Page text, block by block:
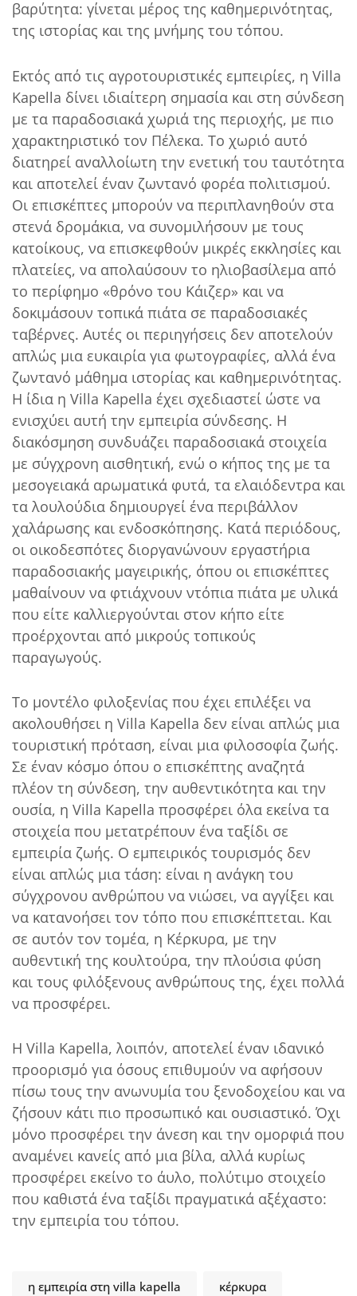
βαρύτητα: γίνεται μέρος της καθημερινότητας,
της ιστορίας και της μνήμης του τόπου.
Εκτός από τις αγροτουριστικές εμπειρίες, η Villa
Kapella δίνει ιδιαίτερη σημασία και στη σύνδεση
με τα παραδοσιακά χωριά της περιοχής, με πιο
χαρακτηριστικό τον Πέλεκα. Το χωριό αυτό
διατηρεί αναλλοίωτη την ενετική του ταυτότητα
και αποτελεί έναν ζωντανό φορέα πολιτισμού.
Οι επισκέπτες μπορούν να περιπλανηθούν στα
στενά δρομάκια, να συνομιλήσουν με τους
κατοίκους, να επισκεφθούν μικρές εκκλησίες και
πλατείες, να απολαύσουν το ηλιοβασίλεμα από
το περίφημο «θρόνο του Κάιζερ» και να
δοκιμάσουν τοπικά πιάτα σε παραδοσιακές
ταβέρνες. Αυτές οι περιηγήσεις δεν αποτελούν
απλώς μια ευκαιρία για φωτογραφίες, αλλά ένα
ζωντανό μάθημα ιστορίας και καθημερινότητας.
Η ίδια η Villa Kapella έχει σχεδιαστεί ώστε να
ενισχύει αυτή την εμπειρία σύνδεσης. Η
διακόσμηση συνδυάζει παραδοσιακά στοιχεία
με σύγχρονη αισθητική, ενώ ο κήπος της με τα
μεσογειακά αρωματικά φυτά, τα ελαιόδεντρα και
τα λουλούδια δημιουργεί ένα περιβάλλον
χαλάρωσης και ενδοσκόπησης. Κατά περιόδους,
οι οικοδεσπότες διοργανώνουν εργαστήρια
παραδοσιακής μαγειρικής, όπου οι επισκέπτες
μαθαίνουν να φτιάχνουν ντόπια πιάτα με υλικά
που είτε καλλιεργούνται στον κήπο είτε
προέρχονται από μικρούς τοπικούς
παραγωγούς.
Το μοντέλο φιλοξενίας που έχει επιλέξει να
ακολουθήσει η Villa Kapella δεν είναι απλώς μια
τουριστική πρόταση, είναι μια φιλοσοφία ζωής.
Σε έναν κόσμο όπου ο επισκέπτης αναζητά
πλέον τη σύνδεση, την αυθεντικότητα και την
ουσία, η Villa Kapella προσφέρει όλα εκείνα τα
στοιχεία που μετατρέπουν ένα ταξίδι σε
εμπειρία ζωής. Ο εμπειρικός τουρισμός δεν
είναι απλώς μια τάση: είναι η ανάγκη του
σύγχρονου ανθρώπου να νιώσει, να αγγίξει και
να κατανοήσει τον τόπο που επισκέπτεται. Και
σε αυτόν τον τομέα, η Κέρκυρα, με την
αυθεντική της κουλτούρα, την πλούσια φύση
και τους φιλόξενους ανθρώπους της, έχει πολλά
να προσφέρει.
Η Villa Kapella, λοιπόν, αποτελεί έναν ιδανικό
προορισμό για όσους επιθυμούν να αφήσουν
πίσω τους την ανωνυμία του ξενοδοχείου και να
ζήσουν κάτι πιο προσωπικό και ουσιαστικό. Όχι
μόνο προσφέρει την άνεση και την ομορφιά που
αναμένει κανείς από μια βίλα, αλλά κυρίως
προσφέρει εκείνο το άυλο, πολύτιμο στοιχείο
που καθιστά ένα ταξίδι πραγματικά αξέχαστο:
την εμπειρία του τόπου.
η εμπειρία στη villa kapella κέρκυρα